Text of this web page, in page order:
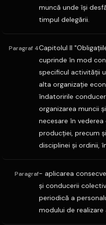
muncă unde îşi
timpul delegării.
Paragraf 4Capitolul II
cuprinde în mod
specificul activităţii
alta organizaţie
îndatoririle
organizarea muncii
necesare în
producţiei, precum
disciplinei şi ordinii,
Paragraf- aplicarea
şi conducerii
periodică a
modului de realizare